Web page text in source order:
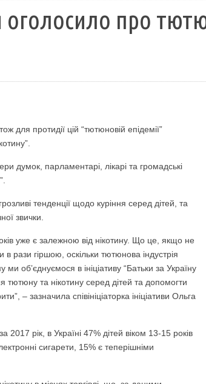
оголосило про
для протидії цій “тютюновій епідемії”
думок, парламентарі, лікарі та громадські
тенденції щодо куріння серед дітей, та
звички.
уже є залежною від нікотину. Що це, якщо не
в рази гіршою, оскільки тютюнова індустрія
обʼєднуємося в ініціативу “Батьки за Україну
та нікотину серед дітей та допомогти
– зазначила співініціаторка ініціативи Ольга
2017 рік, в Україні 47% дітей віком 13-15 років
сигарети, 15% є теперішніми